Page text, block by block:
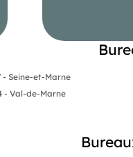
- Seine-et-Marne
- Val-de-Marne